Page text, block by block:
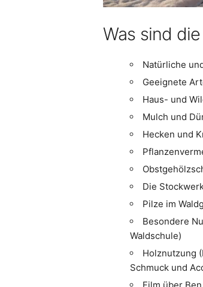
Was sind
Natürliche
Geeignete
Haus- und
Mulch und
Hecken und
Die
Pilze im
Besondere
Waldschule)
Holznutzung
Schmuck und